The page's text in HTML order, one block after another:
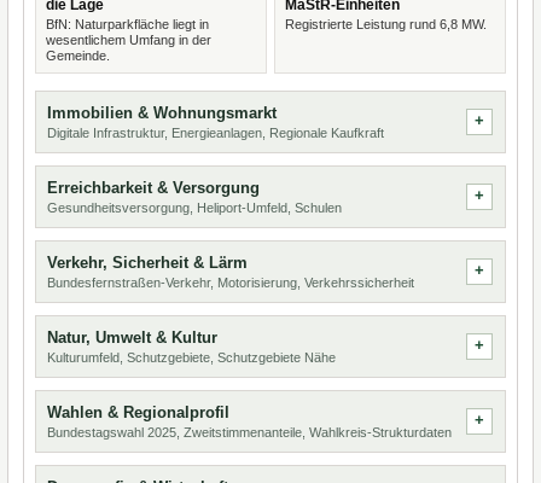
die Lage
BfN: Naturparkfläche liegt in
wesentlichem Umfang in der
Gemeinde.
MaStR-Einheiten
Registrierte Leistung rund 6,8 MW.
Immobilien & Wohnungsmarkt
Digitale Infrastruktur, Energieanlagen, Regionale Kaufkraft
Erreichbarkeit & Versorgung
Gesundheitsversorgung, Heliport-Umfeld, Schulen
Verkehr, Sicherheit & Lärm
Bundesfernstraßen-Verkehr, Motorisierung, Verkehrssicherheit
Natur, Umwelt & Kultur
Kulturumfeld, Schutzgebiete, Schutzgebiete Nähe
Wahlen & Regionalprofil
Bundestagswahl 2025, Zweitstimmenanteile, Wahlkreis-Strukturdaten